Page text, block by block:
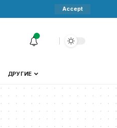
Accept
ДРУГИЕ